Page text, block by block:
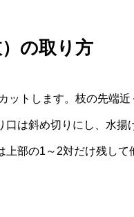
の取り方
トします。枝の先端近
は斜め切りにし、水揚
部の1～2対だけ残して